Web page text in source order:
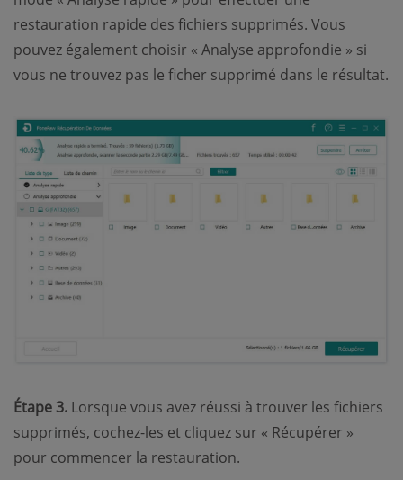
restauration rapide des fichiers supprimés. Vous
pouvez également choisir « Analyse approfondie » si
vous ne trouvez pas le ficher supprimé dans le résultat.
Étape 3. Lorsque vous avez réussi à trouver les fichiers
supprimés, cochez-les et cliquez sur « Récupérer »
pour commencer la restauration.